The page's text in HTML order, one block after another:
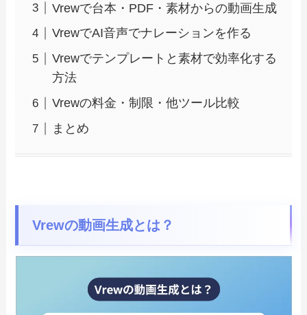
Vrewで台本・PDF・素材からの動画生成
VrewでAI音声でナレーションを作る
Vrewでテンプレートと素材で効率化する
方法
Vrewの料金・制限・他ツール比較
まとめ
Vrewの動画生成とは？